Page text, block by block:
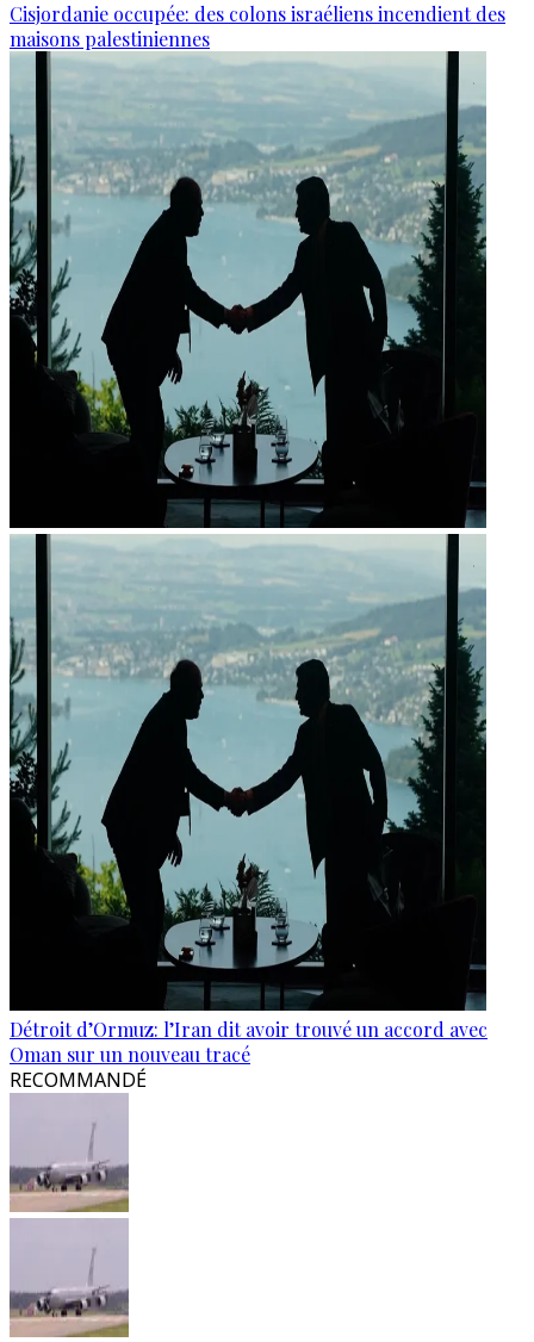
Cisjordanie occupée: des colons israéliens incendient des
maisons palestiniennes
Détroit d’Ormuz: l’Iran dit avoir trouvé un accord avec
Oman sur un nouveau tracé
RECOMMANDÉ